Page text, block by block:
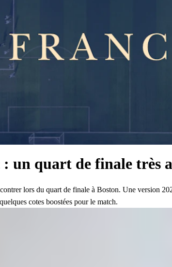
un quart de finale très
lors du quart de finale à Boston. Une version
cotes boostées pour le match.